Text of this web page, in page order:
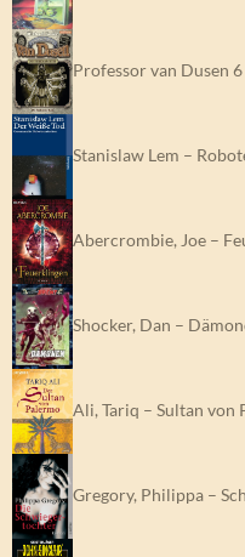
Professor van Dusen
Stanislaw Lem –
Abercrombie, Joe –
Shocker, Dan –
Ali, Tariq – Sultan von
Gregory, Philippa –